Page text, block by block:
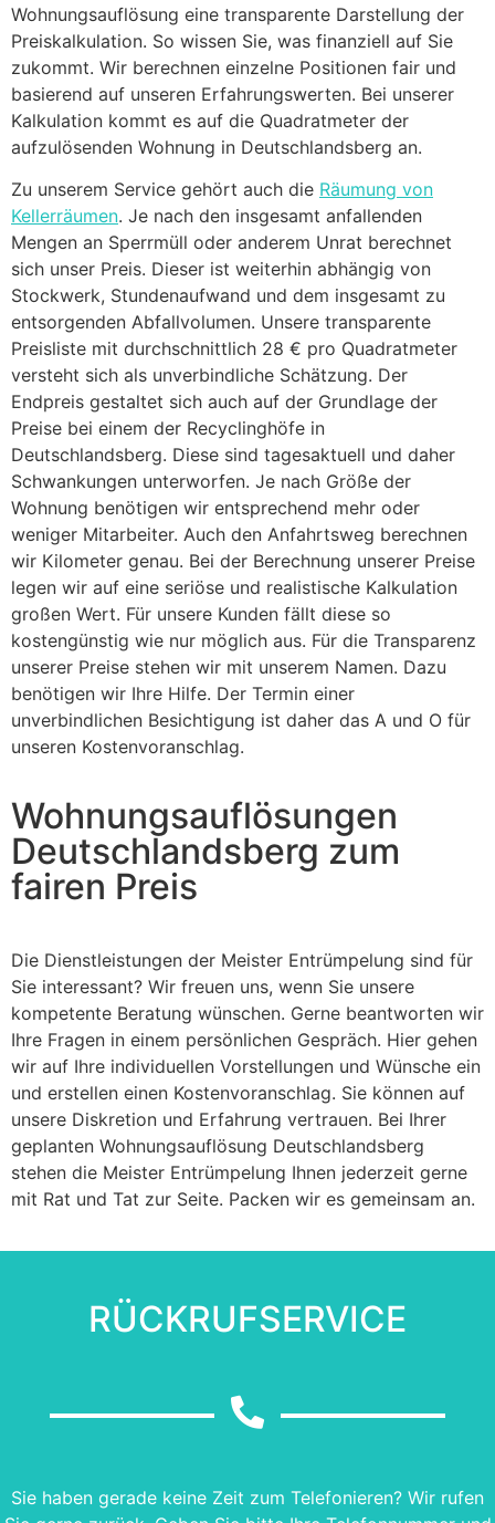
Wohnungsauflösung eine transparente Darstellung der
Preiskalkulation. So wissen Sie, was finanziell auf Sie
zukommt. Wir berechnen einzelne Positionen fair und
basierend auf unseren Erfahrungswerten. Bei unserer
Kalkulation kommt es auf die Quadratmeter der
aufzulösenden Wohnung in Deutschlandsberg an.
Zu unserem Service gehört auch die Räumung von
Kellerräumen. Je nach den insgesamt anfallenden
Mengen an Sperrmüll oder anderem Unrat berechnet
sich unser Preis. Dieser ist weiterhin abhängig von
Stockwerk, Stundenaufwand und dem insgesamt zu
entsorgenden Abfallvolumen. Unsere transparente
Preisliste mit durchschnittlich 28 € pro Quadratmeter
versteht sich als unverbindliche Schätzung. Der
Endpreis gestaltet sich auch auf der Grundlage der
Preise bei einem der Recyclinghöfe in
Deutschlandsberg. Diese sind tagesaktuell und daher
Schwankungen unterworfen. Je nach Größe der
Wohnung benötigen wir entsprechend mehr oder
weniger Mitarbeiter. Auch den Anfahrtsweg berechnen
wir Kilometer genau. Bei der Berechnung unserer Preise
legen wir auf eine seriöse und realistische Kalkulation
großen Wert. Für unsere Kunden fällt diese so
kostengünstig wie nur möglich aus. Für die Transparenz
unserer Preise stehen wir mit unserem Namen. Dazu
benötigen wir Ihre Hilfe. Der Termin einer
unverbindlichen Besichtigung ist daher das A und O für
unseren Kostenvoranschlag.
Wohnungsauflösungen
Deutschlandsberg zum
fairen Preis
Die Dienstleistungen der Meister Entrümpelung sind für
Sie interessant? Wir freuen uns, wenn Sie unsere
kompetente Beratung wünschen. Gerne beantworten wir
Ihre Fragen in einem persönlichen Gespräch. Hier gehen
wir auf Ihre individuellen Vorstellungen und Wünsche ein
und erstellen einen Kostenvoranschlag. Sie können auf
unsere Diskretion und Erfahrung vertrauen. Bei Ihrer
geplanten Wohnungsauflösung Deutschlandsberg
stehen die Meister Entrümpelung Ihnen jederzeit gerne
mit Rat und Tat zur Seite. Packen wir es gemeinsam an.
RÜCKRUFSERVICE
Sie haben gerade keine Zeit zum Telefonieren? Wir rufen